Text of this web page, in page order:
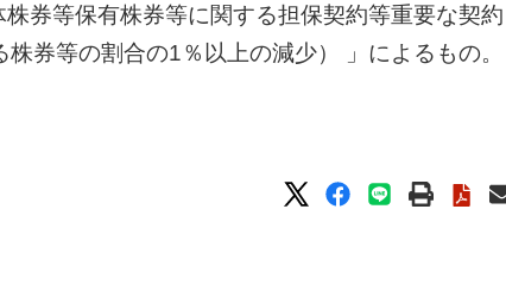
券等保有株券等に関する担保契約等重要な契約
券等の割合の1％以上の減少） 」によるもの。